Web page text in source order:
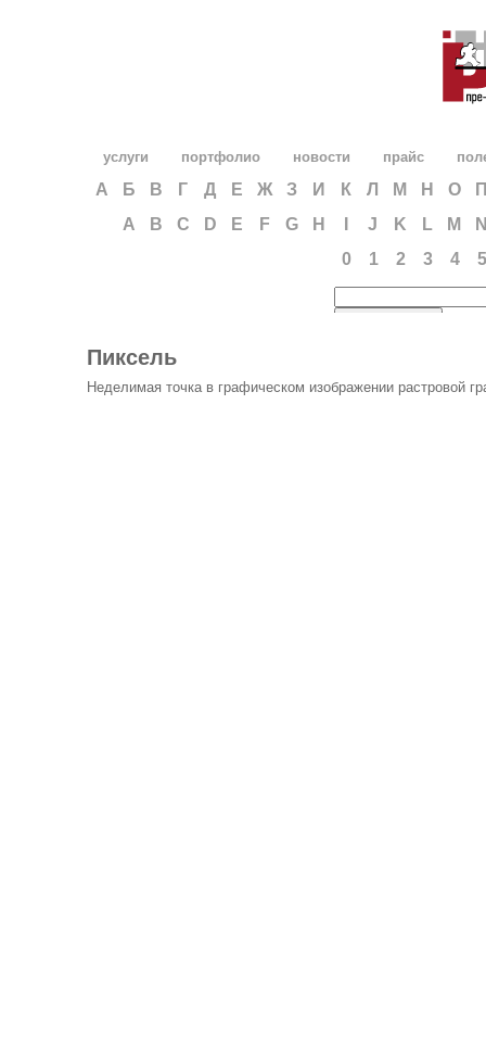
услуги портфолио новости прайс
А Б В Г Д Е Ж З И К Л М Н О
A
B C D E F G H J K L M
0
1 2 3 4 5
Пиксель
Неделимая точка в графическом изображении растровой